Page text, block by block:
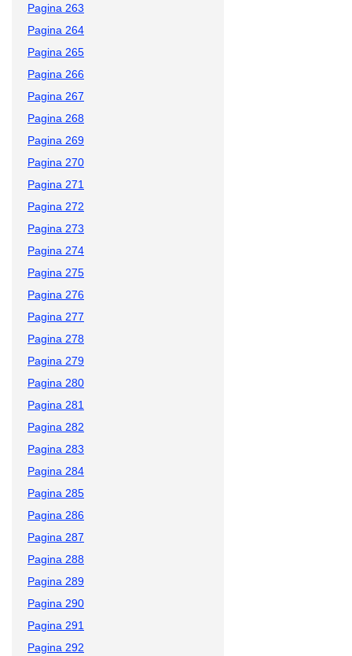
Pagina 263
Pagina 264
Pagina 265
Pagina 266
Pagina 267
Pagina 268
Pagina 269
Pagina 270
Pagina 271
Pagina 272
Pagina 273
Pagina 274
Pagina 275
Pagina 276
Pagina 277
Pagina 278
Pagina 279
Pagina 280
Pagina 281
Pagina 282
Pagina 283
Pagina 284
Pagina 285
Pagina 286
Pagina 287
Pagina 288
Pagina 289
Pagina 290
Pagina 291
Pagina 292